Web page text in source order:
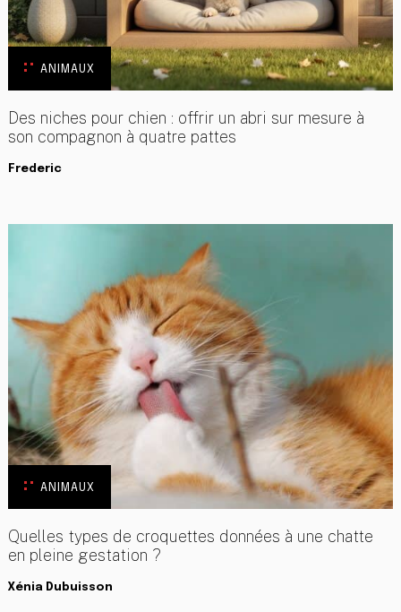
ANIMAUX
Des niches pour chien : offrir un abri sur mesure à
son compagnon à quatre pattes
Frederic
ANIMAUX
Quelles types de croquettes données à une chatte
en pleine gestation ?
Xénia Dubuisson